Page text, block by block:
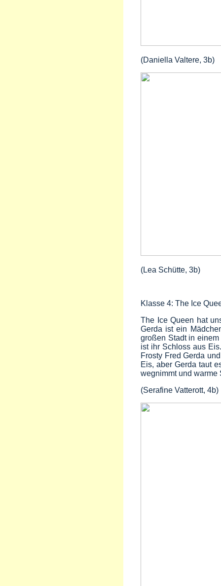
(Daniella Valtere, 3b)
(Lea Schütte, 3b)
Klasse 4: The Ice
The Ice Queen hat
Gerda ist ein
großen Stadt in
ist ihr Schloss aus
Frosty Fred Gerda
Eis, aber Gerda taut
wegnimmt und warme
(Serafine Vatterott, 4b)